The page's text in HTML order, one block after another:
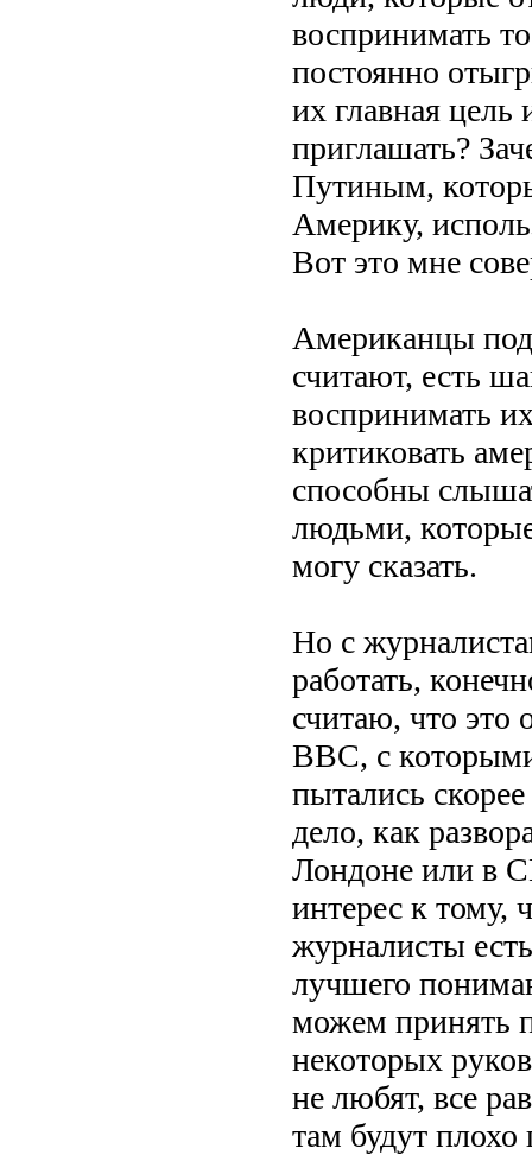
воспринимать
постоянно
их главная
приглашать?
Путиным,
Америку,
Вот это мне
Американцы
считают, есть
воспринимать
критиковать
способны
людьми,
могу сказать.
Но с
работать,
считаю, что это
BBC, с
пытались
дело, как
Лондоне или в
интерес к тому,
журналисты
лучшего
можем принять
некоторых
не любят, все
там будут плохо